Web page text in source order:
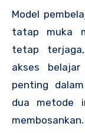
Model
tatap muka
tetap
akses
penting
dua metode
membosankan.